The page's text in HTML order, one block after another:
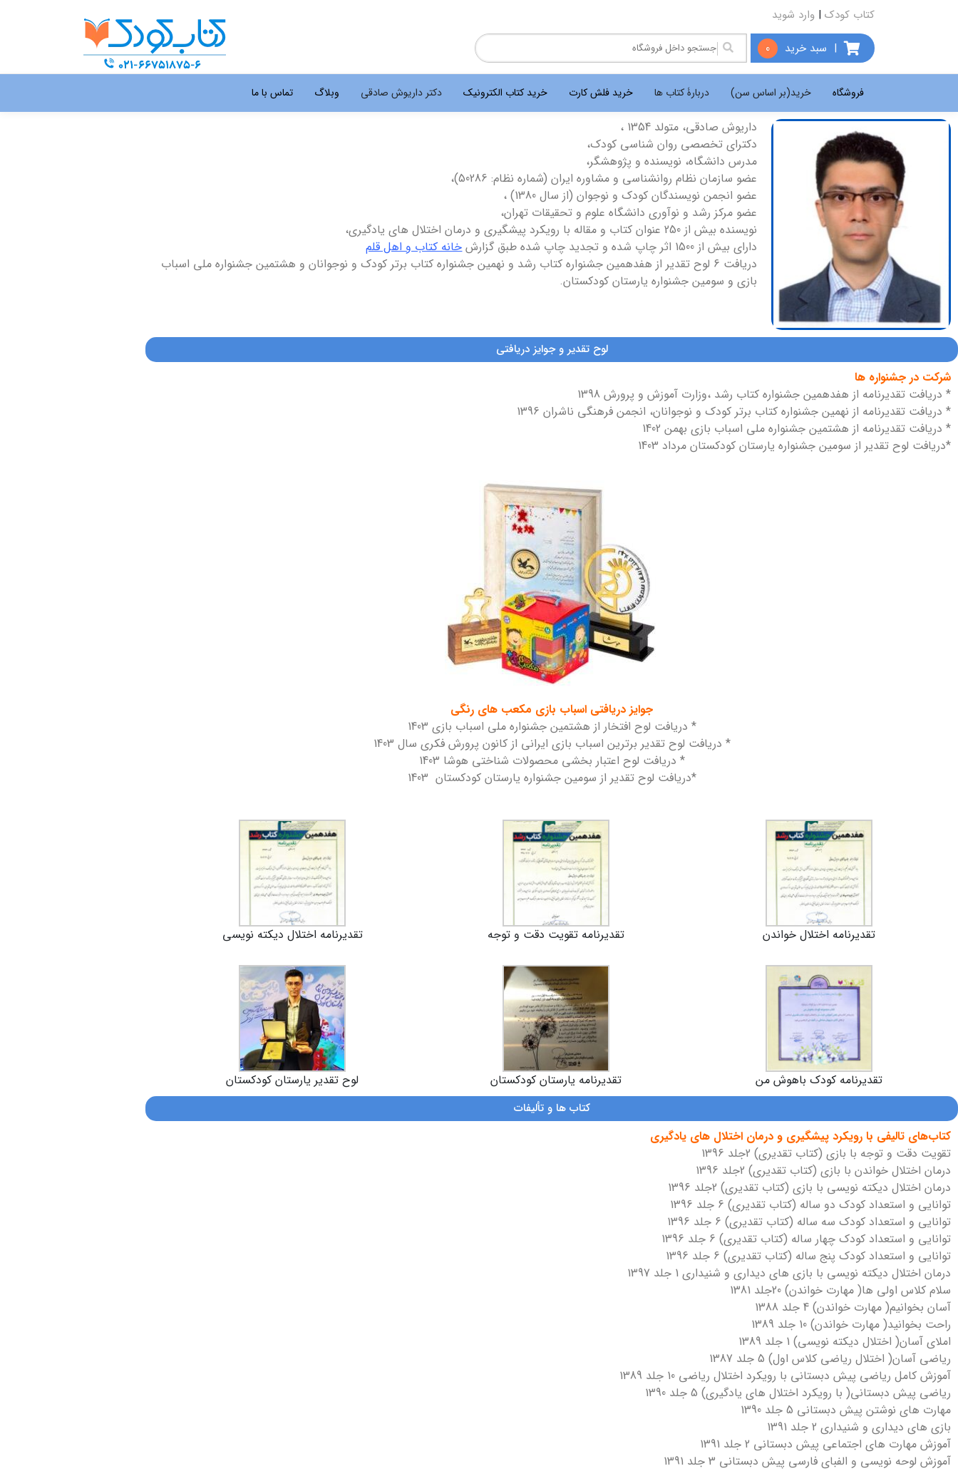
کتاب کودک | وارد شوید
| سبد خرید 0
فروشگاه خرید(بر اساس سن) دربارۀ کتاب ها خرید فلش کارت خرید کتاب الکترونیک دکتر داریوش صادقی وبلاگ تماس با ما
داریوش صادقی، متولد 1354 ،
دکترای تخصصی روان شناسی کودک،
مدرس دانشگاه، نویسنده و پژوهشگر،
عضو سازمان نظام روانشناسی و مشاوره ایران (شماره نظام: 50286)،
عضو انجمن نویسندگان کودک و نوجوان (از سال 1380) ،
عضو مرکز رشد و نوآوری دانشگاه علوم و تحقیقات تهران،
نویسنده بیش از 250 عنوان کتاب و مقاله با رویکرد پیشگیری و درمان اختلال های یادگیری،
دارای بیش از 1500 اثر چاپ شده و تجدید چاپ شده طبق گزارش
خانه کتاب و اهل قلم
دریافت 6 لوح تقدیر از هفدهمین جشنواره کتاب رشد و نهمین جشنواره کتاب برتر کودک و نوجوانان و هشتمین جشنواره ملی اسباب
بازی و سومین جشنواره یارستان کودکستان.
لوح تقدیر و جوایز دریافتی
شرکت در جشنواره ‌ها
* دریافت تقدیرنامه از هفدهمین جشنواره کتاب رشد ،وزارت آموزش و پرورش 1398
* دریافت تقدیرنامه از نهمین جشنواره کتاب برتر کودک و نوجوانان، انجمن فرهنگی ناشران 1396
* دریافت تقدیرنامه از هشتمین جشنواره ملی اسباب بازی بهمن 1402
*دریافت لوح تقدیر از سومین جشنواره یارستان کودکستان مرداد 1403
جوایز دریافتی اسباب بازی مکعب های رنگی
* دریافت لوح افتخار از هشتمین جشنواره ملی اسباب بازی 1403
* دریافت لوح تقدیر برترین اسباب بازی ایرانی از کانون پرورش فکری سال 1403
* دریافت لوح اعتبار بخشی محصولات شناختی هوشا 1403
*دریافت لوح تقدیر از سومین جشنواره یارستان کودکستان 1403
تقدیرنامه اختلال خواندن تقدیرنامه تقویت دقت و توجه تقدیرنامه اختلال دیکته نویسی
تقدیرنامه کودک باهوش من تقدیرنامه یارستان کودکستان لوح تقدیر یارستان کودکستان
کتاب ها و تألیفات
کتاب‌های تالیفی با رویکرد پیشگیری و درمان اختلال های یادگیری
تقویت دقت و توجه با بازی (کتاب تقدیری) 2جلد 1396
درمان اختلال خواندن با بازی (کتاب تقدیری) 2جلد 1396
درمان اختلال دیکته نویسی با بازی (کتاب تقدیری) 2جلد 1396
توانایی و استعداد کودک دو ساله (کتاب تقدیری) 6 جلد 1396
توانایی و استعداد کودک سه ساله (کتاب تقدیری) 6 جلد 1396
توانایی و استعداد کودک چهار ساله (کتاب تقدیری) 6 جلد 1396
توانایی و استعداد کودک پنج ساله (کتاب تقدیری) 6 جلد 1396
درمان اختلال دیکته نویسی با بازی های دیداری و شنیداری 1 جلد 1397
سلام کلاس اولی ها( مهارت خواندن) 20جلد 1381
آسان بخوانیم( مهارت خواندن) 4 جلد 1388
راحت بخوانید( مهارت خواندن) 10 جلد 1389
املای آسان( اختلال دیکته نویسی) 1 جلد 1389
ریاضی آسان( اختلال ریاضی کلاس اول) 5 جلد 1387
آموزش کامل ریاضی پیش دبستانی با رویکرد اختلال ریاضی 10 جلد 1389
ریاضی پیش دبستانی( با رویکرد اختلال های یادگیری) 5 جلد 1390
مهارت های نوشتن پیش دبستانی 5 جلد 1390
بازی های دیداری و شنیداری 2 جلد 1391
آموزش مهارت های اجتماعی پیش دبستانی 2 جلد 1391
آموزش لوحه نویسی و الفبای فارسی پیش دبستانی 3 جلد 1391